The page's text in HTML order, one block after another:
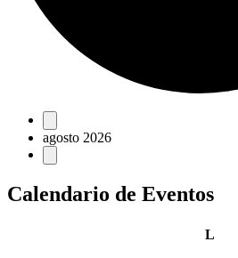
Eventos
agosto 2026
Calendario de Eventos
Llunes